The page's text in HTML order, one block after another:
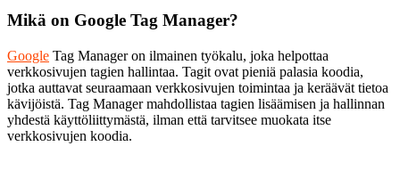
Mikä on Google Tag Manager?
Google Tag Manager on ilmainen työkalu, joka helpottaa
verkkosivujen tagien hallintaa. Tagit ovat pieniä palasia koodia,
jotka auttavat seuraamaan verkkosivujen toimintaa ja keräävät tietoa
kävijöistä. Tag Manager mahdollistaa tagien lisäämisen ja hallinnan
yhdestä käyttöliittymästä, ilman että tarvitsee muokata itse
verkkosivujen koodia.